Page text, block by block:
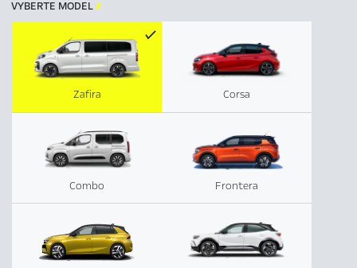
VYBERTE MODEL
Corsa
Combo Frontera
Zafira